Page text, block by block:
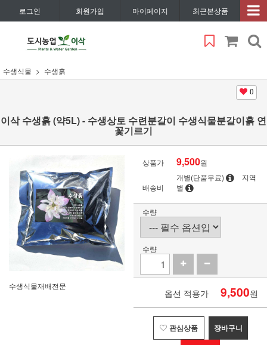
로그인 회원가입 마이페이지 최근본상품
수생식물 수생흙
0
이삭 수생흙 (약5L) - 수생상토 수련분갈이 수생식물분갈이흙 연
꽃기르기
수생식물재배전문
상품가 9,500원
배송비
개별(단품무료)
지역
별
수량
수량
옵션 적용가 9,500원
관심상품 장바구니